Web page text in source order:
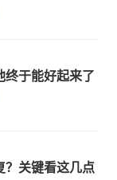
终于能好起来了
？关键看这几点